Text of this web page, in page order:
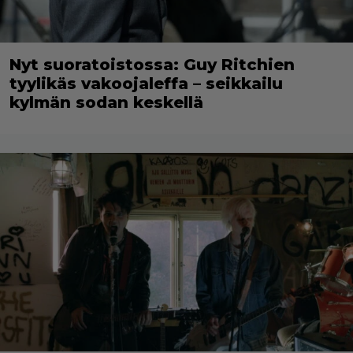
Nyt suoratoistossa: Guy Ritchien
tyylikäs vakoojaleffa – seikkailu
kylmän sodan keskellä